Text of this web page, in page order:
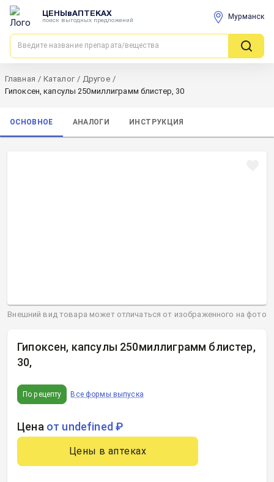
ЦЕНЫвАПТЕКАХ
поиск выгодных предложений Мурманск
Главная / Каталог / Другое /
Гипоксен, капсулы 250миллиграмм блистер, 30
ОСНОВНОЕ АНАЛОГИ ИНСТРУКЦИЯ
Гипоксен, капсулы 250миллиграмм блистер,
30,
По рецепту Все формы выпуска
Цена от undefined ₽
Цены в аптеках
Внешний вид товара может отличаться от изображенного на фото